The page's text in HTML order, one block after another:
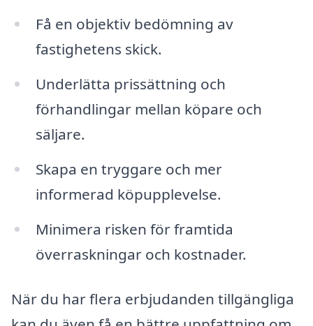
Få en objektiv bedömning av
fastighetens skick.
Underlätta prissättning och
förhandlingar mellan köpare och
säljare.
Skapa en tryggare och mer
informerad köpupplevelse.
Minimera risken för framtida
överraskningar och kostnader.
När du har flera erbjudanden tillgängliga